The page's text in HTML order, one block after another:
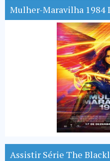
Mulher-Maravilha 1984
Assistir Série The